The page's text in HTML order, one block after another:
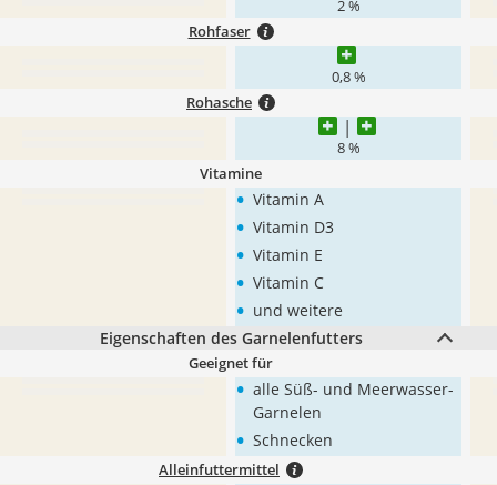
2 %
Rohfaser
0,8 %
Rohasche
8 %
Vitamine
• Vitamin A
• Vitamin D3
• Vitamin E
• Vitamin C
• und weitere
Eigenschaften des Garnelenfutters
Geeignet für
• alle Süß- und Meerwasser-
Garnelen
• Schnecken
Alleinfuttermittel